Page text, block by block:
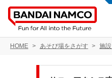
HOME あそび場をさがす 施